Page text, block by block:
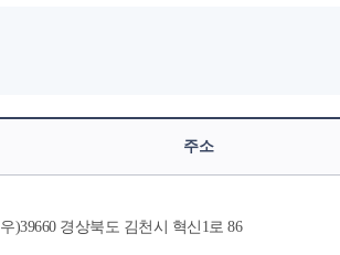
주소
우)39660 경상북도 김천시 혁신1로 86